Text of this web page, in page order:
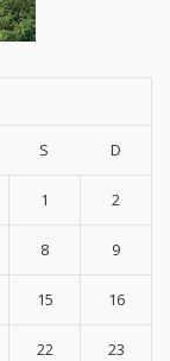
S D
1 2
8 9
15 16
22 23